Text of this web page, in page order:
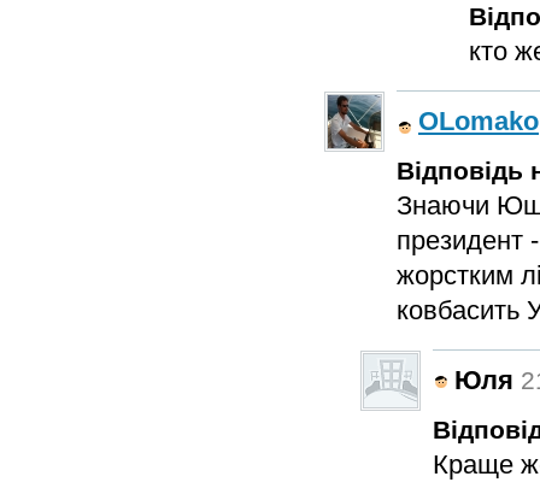
кто
OLomako
Відповідь
Знаючи
президент
жорстким
ковбасить
Юля
Краще